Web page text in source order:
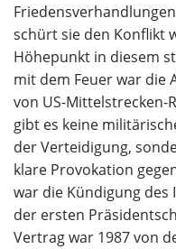
schürt sie den Konflikt
Höhepunkt in diesem
mit dem Feuer war die
von US-Mittelstrecken-
gibt es keine
der Verteidigung,
klare Provokation
war die Kündigung des
der ersten
Vertrag war 1987 von